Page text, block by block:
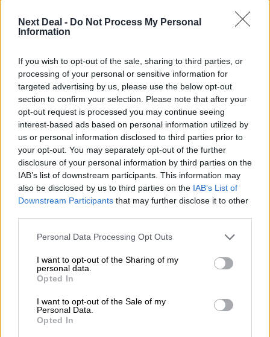
Next Deal - Do Not Process My Personal
Information
If you wish to opt-out of the sale, sharing to third parties, or
processing of your personal or sensitive information for
targeted advertising by us, please use the below opt-out
section to confirm your selection. Please note that after your
opt-out request is processed you may continue seeing
interest-based ads based on personal information utilized by
us or personal information disclosed to third parties prior to
your opt-out. You may separately opt-out of the further
disclosure of your personal information by third parties on the
IAB’s list of downstream participants. This information may
also be disclosed by us to third parties on the IAB’s List of
Downstream Participants that may further disclose it to other
Personal Data Processing Opt Outs
I want to opt-out of the Sharing of my
personal data.
Opted In
I want to opt-out of the Sale of my
Personal Data.
Opted In
06.08.2026 - 08:40
Βαρδινογιάννη- Εξάρχου και ο διπλασιασμός των κερδών της
ΔΕΗ
05.08.2026 - 13:37
Randy Schekman, Νομπελίστας Ιατρικής: «Σε πέντε χρόνια
μπορεί να έχουμε θεραπεία που αναστέλλει την εξέλιξη του
Πάρκινσον»
05.08.2026 - 12:33
Ε.Ε και παράνομη μετανάστευση: προτάσεις και δράσεις με
παρονομαστή το κοινό συμφέρον
05.08.2026 - 12:11
05.08.2026 - 11:30
Η νέα εποχή στην εκπαίδευση των ασφαλιστικών
διαμεσολαβητών